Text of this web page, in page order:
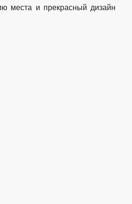
места и прекрасный дизайн